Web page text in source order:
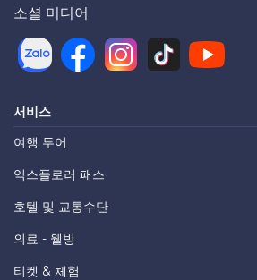
소셜 미디어
서비스
여행 투어
익스플로러 패스
호텔 및 교통수단
의료 - 웰빙
티켓 & 체험